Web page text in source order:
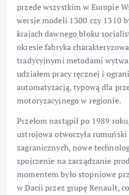
przede wszystkim w Europie
wersje modeli 1300 czy 1310
krajach dawnego bloku
okresie fabryka
tradycyjnymi metodami
udziałem pracy ręcznej i
automatyzacją, typową dla
motoryzacyjnego w regionie.
Przełom nastąpił po 1989
ustrojowa otworzyła
zagranicznych, nowe
spojrzenie na zarządzanie
momentem było stopniowe
w Dacii przez grupę Renault,